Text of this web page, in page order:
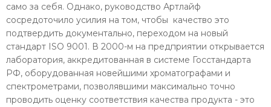
само за себя. Однако, руководство Артлайф
сосредоточило усилия на том, чтобы качество это
подтвердить документально, переходом на новый
стандарт ISO 9001. В 2000-м на предприятии открывается
лаборатория, аккредитованная в системе Госстандарта
РФ, оборудованная новейшими хроматографами и
спектрометрами, позволявшими максимально точно
проводить оценку соответствия качества продукта - это